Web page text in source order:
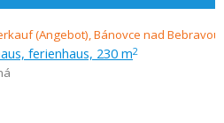
ferienhaus, 230 m2